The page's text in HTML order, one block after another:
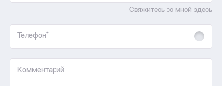
Свяжитесь со мной здесь
Телефон*
Комментарий